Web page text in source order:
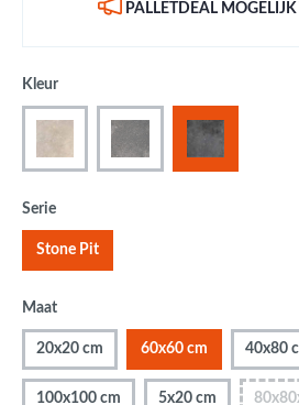
PALLETDEAL
Kleur
Serie
Stone Pit
Maat
20x20 cm 60x60 cm 40x80
100x100 cm 5x20 cm